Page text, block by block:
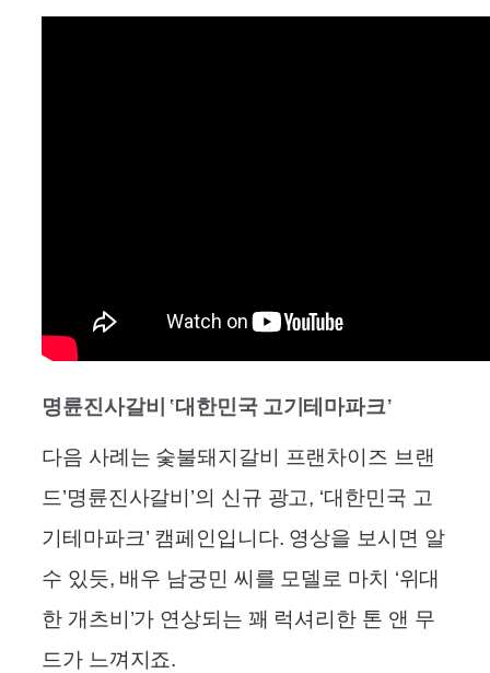
명륜진사갈비 ‘대한민국 고기테마파크’
다음 사례는 숯불돼지갈비 프랜차이즈 브랜
드’명륜진사갈비’의 신규 광고, ‘대한민국 고
기테마파크’ 캠페인입니다. 영상을 보시면 알
수 있듯, 배우 남궁민 씨를 모델로 마치 ‘위대
한 개츠비’가 연상되는 꽤 럭셔리한 톤 앤 무
드가 느껴지죠.